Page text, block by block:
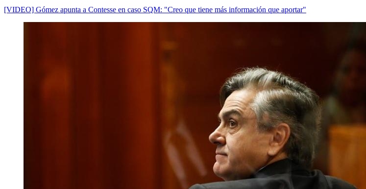
[VIDEO] Gómez apunta a Contesse en caso SQM: "Creo que tiene más información que aportar"